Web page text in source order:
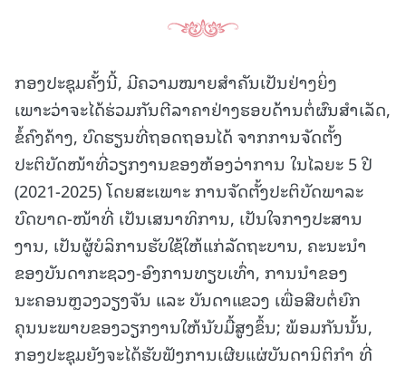
ກອງປະຊຸມຄັ້ງນີ້, ມີຄວາມໝາຍສຳຄັນເປັນຢ່າງຍິ່ງ
ເພາະວ່າຈະໄດ້ຮ່ວມກັນຕີລາຄາຢ່າງຮອບດ້ານຕໍ່ຜົນສຳເລັດ,
ຂໍ້ຄົງຄ້າງ, ບົດຮຽນທີ່ຖອດຖອນໄດ້ ຈາກການຈັດຕັ້ງ
ປະຕິບັດໜ້າທີ່ວຽກງານຂອງຫ້ອງວ່າການ ໃນໄລຍະ 5 ປີ
(2021-2025) ໂດຍສະເພາະ ການຈັດຕັ້ງປະຕິບັດພາລະ
ບົດບາດ-ໜ້າທີ່ ເປັນເສນາທິການ, ເປັນໃຈກາງປະສານ
ງານ, ເປັນຜູ້ບໍລິການຮັບໃຊ້ໃຫ້ແກ່ລັດຖະບານ, ຄະນະນຳ
ຂອງບັນດາກະຊວງ-ອົງການທຽບເທົ່າ, ການນຳຂອງ
ນະຄອນຫຼວງວຽງຈັນ ແລະ ບັນດາແຂວງ ເພື່ອສືບຕໍ່ຍົກ
ຄຸນນະພາບຂອງວຽກງານໃຫ້ນັບມື້ສູງຂຶ້ນ; ພ້ອມກັນນັ້ນ,
ກອງປະຊຸມຍັງຈະໄດ້ຮັບຟັງການເຜີຍແຜ່ບັນດານິຕິກໍາ ທີ່